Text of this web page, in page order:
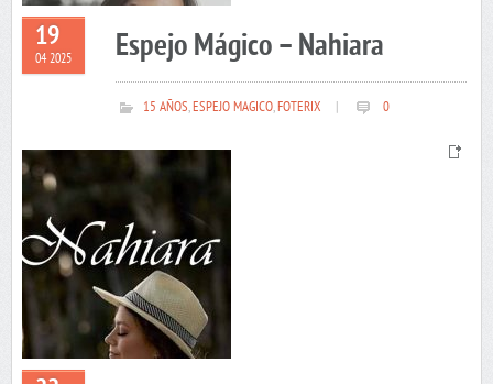
19
04 2025 Espejo Mágico – Nahiara
15 AÑOS,ESPEJO MAGICO,FOTERIX 0